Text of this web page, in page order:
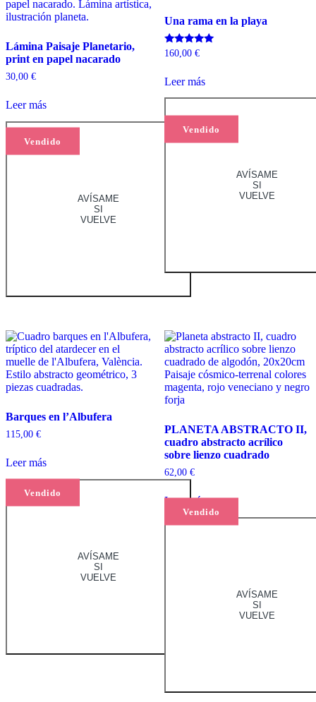
Vendido
Lámina Paisaje Planetario,
print en papel nacarado
30,00 €
Leer más
AVÍSAME
SI
VUELVE
Vendido
Una rama en la playa
Valorado
de 5
160,00 €
Leer más
AVÍSAME
SI
VUELVE
Vendido
Barques en l’Albufera
115,00 €
Leer más
AVÍSAME
SI
VUELVE
Vendido
PLANETA ABSTRACTO II,
cuadro abstracto acrílico
sobre lienzo cuadrado
62,00 €
Leer más
AVÍSAME
SI
VUELVE